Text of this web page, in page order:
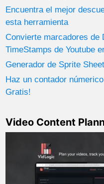
Encuentra el mejor
esta herramienta
Convierte marcadores de
TimeStamps de Youtube
Generador de Sprite
Haz un contador
Gratis!
Video Content